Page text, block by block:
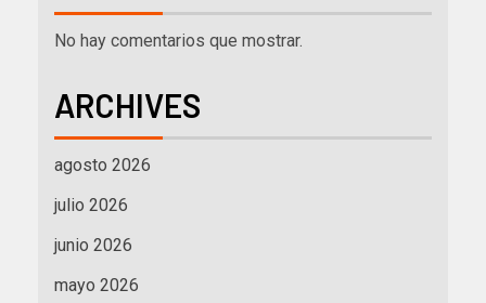
No hay comentarios que mostrar.
ARCHIVES
agosto 2026
julio 2026
junio 2026
mayo 2026